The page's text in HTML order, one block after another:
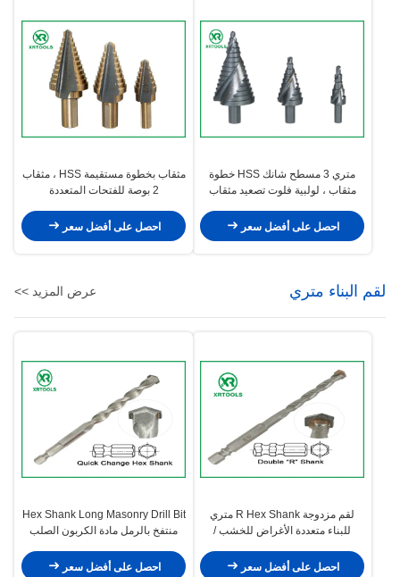
متري 3 مسطح شانك HSS خطوة
مثقاب ، لولبية فلوت تصعيد مثقاب
احصل على أفضل سعر
مثقاب بخطوة مستقيمة HSS ، مثقاب
2 بوصة للفتحات المتعددة
احصل على أفضل سعر
لقم البناء متري عرض المزيد >>
لقم مزدوجة R Hex Shank متري
للبناء متعددة الأغراض للخشب /
احصل على أفضل سعر
Hex Shank Long Masonry Drill Bit
منتفخ بالرمل مادة الكربون الصلب
احصل على أفضل سعر